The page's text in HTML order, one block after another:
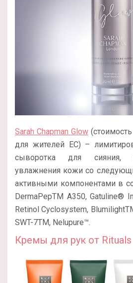
Sarah Chapman Glow
для жителей ЕС) –
сыворотка для сияния,
увлажнения кожи со
активными компонентами в
DermaPepTM A350, Gatuline®
Retinol Cyclosystem,
SWT-7TM, Nelupure™.
Кремы для рук от Rituals